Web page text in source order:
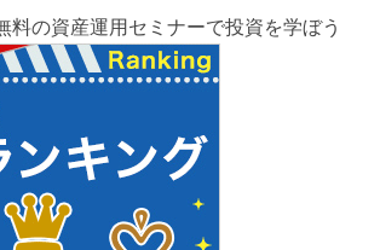
料の資産運用セミナーで投資を学ぼう